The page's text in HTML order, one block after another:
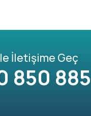
İletişime Geç
850